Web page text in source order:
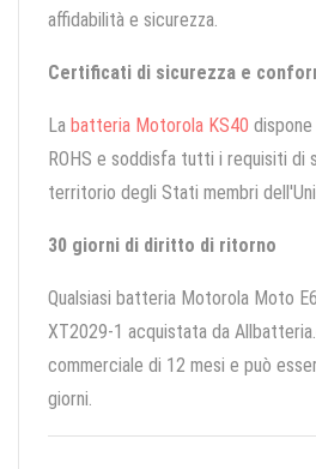
affidabilità e sicurezza.
Certificati di sicurezza e
La batteria Motorola KS40
ROHS e soddisfa tutti i requisiti di
territorio degli Stati membri
30 giorni di diritto di ritorno
Qualsiasi batteria Motorola Moto
XT2029-1 acquistata da
commerciale di 12 mesi e può
giorni.